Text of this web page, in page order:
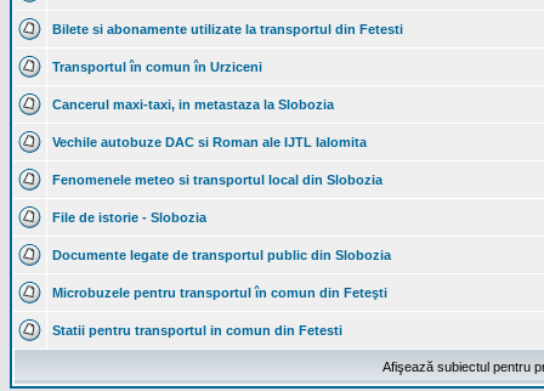
Bilete si abonamente utilizate la transportul din Fetesti
Transportul în comun în Urziceni
Cancerul maxi-taxi, in metastaza la Slobozia
Vechile autobuze DAC si Roman ale IJTL Ialomita
Fenomenele meteo si transportul local din Slobozia
File de istorie - Slobozia
Documente legate de transportul public din Slobozia
Microbuzele pentru transportul în comun din Feteşti
Statii pentru transportul in comun din Fetesti
Afişează subiectul pentru